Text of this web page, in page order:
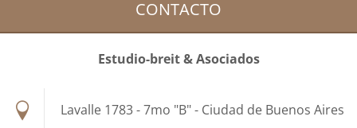
CONTACTO
Estudio-breit & Asociados
Lavalle 1783 - 7mo "B" - Ciudad de Buenos Aires